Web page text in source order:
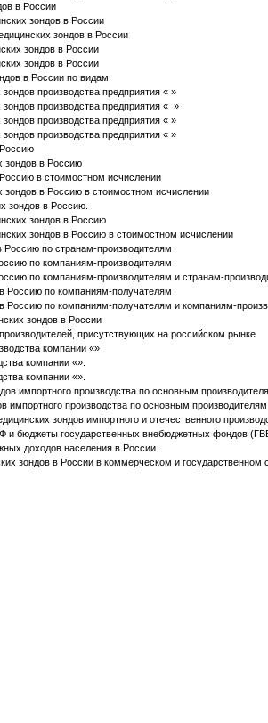
в России
зондов в России
зондов в России
зондов в России
зондов в России
в России по видам
производства предприятия « »
производства предприятия « »
производства предприятия « »
производства предприятия « »
зондов в Россию
в стоимостном исчислении
в Россию в стоимостном исчислении
зондов в Россию.
зондов в Россию
зондов в Россию в стоимостном исчислении
по странам-производителям
по компаниям-производителям
по компаниям-производителям и странам-
Россию по компаниям-получателям
Россию по компаниям-получателям и компаниям-
зондов в России
присутствующих на российском рынке
компании «»
компании «».
компании «».
импортного производства по основным
импортного производства по основным производителям
зондов импортного и отечественного
и бюджеты государственных внебюджетных фондов
доходов населения в России.
зондов в России в коммерческом и государственном